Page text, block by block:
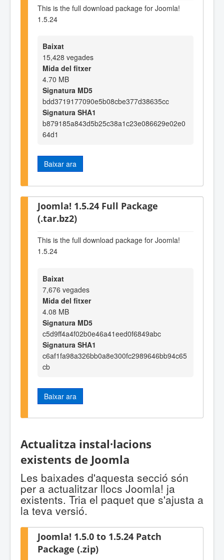
This is the full download package for Joomla!
1.5.24
Baixat
15,428 vegades
Mida del fitxer
4.70 MB
Signatura MD5
bdd3719177090e5b08cbe377d38635cc
Signatura SHA1
b879185a843d5b25c38a1c23e086629e02e0
64d1
Baixar ara
Joomla! 1.5.24 Full Package
(.tar.bz2)
This is the full download package for Joomla!
1.5.24
Baixat
7,676 vegades
Mida del fitxer
4.08 MB
Signatura MD5
c5d9ff4a4f02b0e46a41eed0f6849abc
Signatura SHA1
c6af1fa98a326bb0a8e300fc2989646bb94c65
cb
Baixar ara
Actualitza instal·lacions
existents de Joomla
Les baixades d'aquesta secció són
per a actualitzar llocs Joomla! ja
existents. Tria el paquet que s'ajusta a
la teva versió.
Joomla! 1.5.0 to 1.5.24 Patch
Package (.zip)